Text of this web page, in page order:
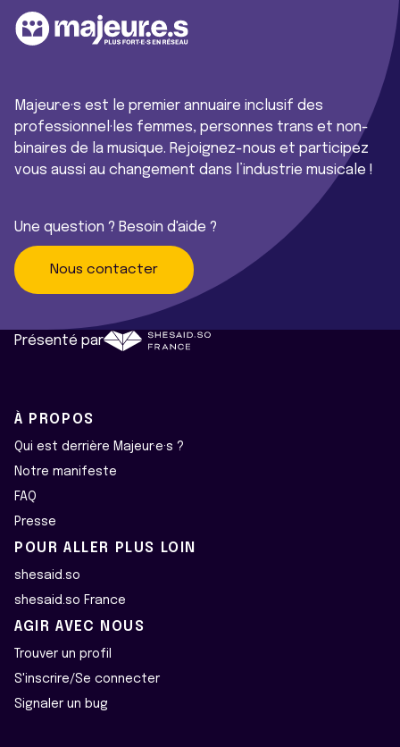
Majeur·e·s est le premier annuaire inclusif des
professionnel·les femmes, personnes trans et non-
binaires de la musique. Rejoignez-nous et participez
vous aussi au changement dans l’industrie musicale !
Une question ? Besoin d'aide ?
Nous contacter
Présenté par
À PROPOS
Qui est derrière Majeur·e·s ?
Notre manifeste
FAQ
Presse
POUR ALLER PLUS LOIN
shesaid.so
shesaid.so France
AGIR AVEC NOUS
Trouver un profil
S'inscrire/Se connecter
Signaler un bug